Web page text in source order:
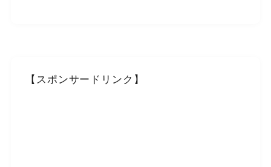
【スポンサードリンク】